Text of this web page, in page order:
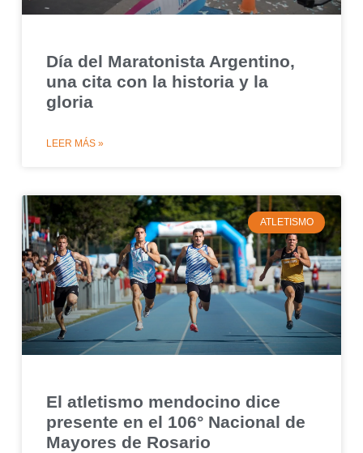
Día del Maratonista Argentino,
una cita con la historia y la
gloria
LEER MÁS »
ATLETISMO
El atletismo mendocino dice
presente en el 106° Nacional de
Mayores de Rosario